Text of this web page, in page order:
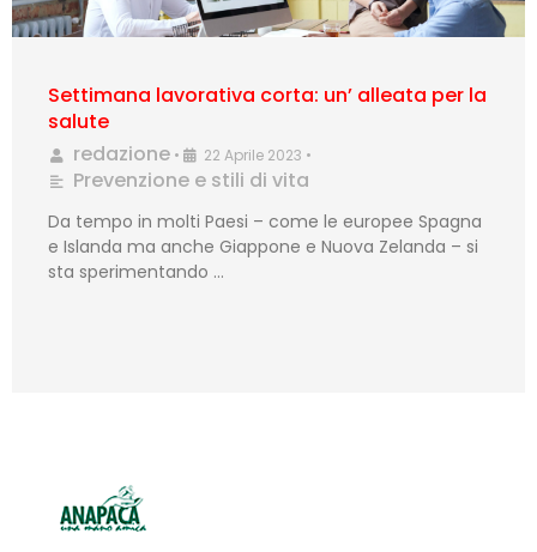
Settimana lavorativa corta: un’ alleata per la
salute
redazione • 22 Aprile 2023 •
Prevenzione e stili di vita
Da tempo in molti Paesi – come le europee Spagna
e Islanda ma anche Giappone e Nuova Zelanda – si
sta sperimentando …